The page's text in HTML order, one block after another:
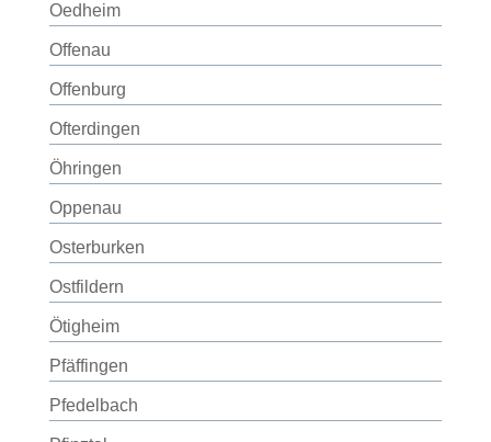
Oedheim
Offenau
Offenburg
Ofterdingen
Öhringen
Oppenau
Osterburken
Ostfildern
Ötigheim
Pfäffingen
Pfedelbach